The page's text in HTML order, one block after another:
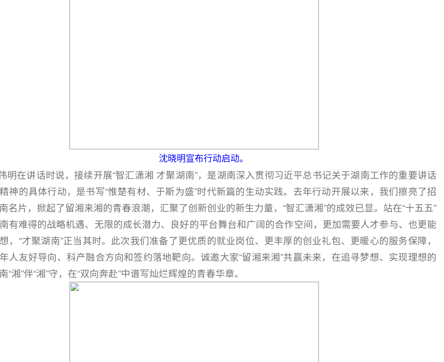
沈晓明宣布行动启动。
在讲话时说，接续开展“智汇潇湘 才聚湖南”，是湖南深入贯彻习近平总书记关于湖南工作的重要讲话
神的具体行动，是书写“惟楚有材、于斯为盛”时代新篇的生动实践。去年行动开展以来，我们擦亮了招
名片，掀起了留湘来湘的青春浪潮，汇聚了创新创业的新生力量，“智汇潇湘”的成效已显。站在“十五五”
有难得的战略机遇、无限的成长潜力、良好的平台舞台和广阔的合作空间，更加需要人才参与、也更能
，“才聚湖南”正当其时。此次我们准备了更优质的就业岗位、更丰厚的创业礼包、更暖心的服务保障，
人友好导向、科产融合方向和签约落地靶向。诚邀大家“留湘来湘”共赢未来，在追寻梦想、实现理想的
“湘”伴“湘”守，在“双向奔赴”中谱写灿烂辉煌的青春华章。